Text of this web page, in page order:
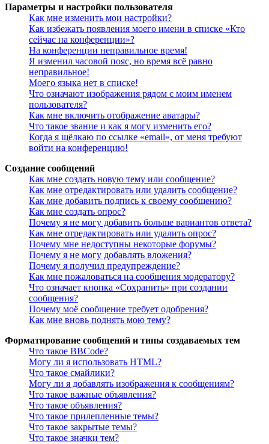
Параметры и настройки пользователя
Как мне изменить мои настройки?
Как избежать появления моего имени в списке «Кто
сейчас на конференции»?
На конференции неправильное время!
Я изменил часовой пояс, но время всё равно
неправильное!
Моего языка нет в списке!
Что означают изображения рядом с моим именем
пользователя?
Как мне включить отображение аватары?
Что такое звание и как я могу изменить его?
Когда я щёлкаю по ссылке «email», от меня требуют
войти на конференцию!
Создание сообщений
Как мне создать новую тему или сообщение?
Как мне отредактировать или удалить сообщение?
Как мне добавить подпись к своему сообщению?
Как мне создать опрос?
Почему я не могу добавить больше вариантов ответа?
Как мне отредактировать или удалить опрос?
Почему мне недоступны некоторые форумы?
Почему я не могу добавлять вложения?
Почему я получил предупреждение?
Как мне пожаловаться на сообщения модератору?
Что означает кнопка «Сохранить» при создании
сообщения?
Почему моё сообщение требует одобрения?
Как мне вновь поднять мою тему?
Форматирование сообщений и типы создаваемых тем
Что такое BBCode?
Могу ли я использовать HTML?
Что такое смайлики?
Могу ли я добавлять изображения к сообщениям?
Что такое важные объявления?
Что такое объявления?
Что такое прилепленные темы?
Что такое закрытые темы?
Что такое значки тем?